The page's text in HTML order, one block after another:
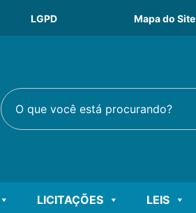
LGPD Mapa do Site
O que você está procurando?
LICITAÇÕES LEIS